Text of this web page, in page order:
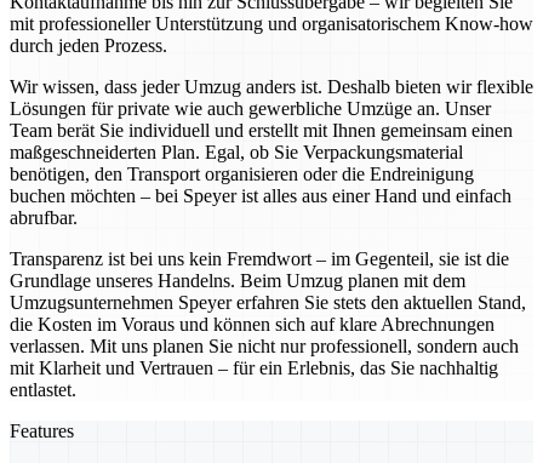
mit professioneller Unterstützung und organisatorischem Know-how
durch jeden Prozess.
Wir wissen, dass jeder Umzug anders ist. Deshalb bieten wir flexible
Lösungen für private wie auch gewerbliche Umzüge an. Unser
Team berät Sie individuell und erstellt mit Ihnen gemeinsam einen
maßgeschneiderten Plan. Egal, ob Sie Verpackungsmaterial
benötigen, den Transport organisieren oder die Endreinigung
buchen möchten – bei Speyer ist alles aus einer Hand und einfach
abrufbar.
Transparenz ist bei uns kein Fremdwort – im Gegenteil, sie ist die
Grundlage unseres Handelns. Beim Umzug planen mit dem
Umzugsunternehmen Speyer erfahren Sie stets den aktuellen Stand,
die Kosten im Voraus und können sich auf klare Abrechnungen
verlassen. Mit uns planen Sie nicht nur professionell, sondern auch
mit Klarheit und Vertrauen – für ein Erlebnis, das Sie nachhaltig
entlastet.
Features